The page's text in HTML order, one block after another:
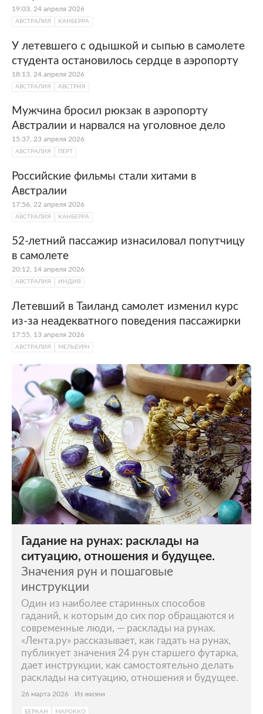
19:03, 24 апреля 2026
АВСТРАЛИЯ КАНБЕРРА
У летевшего с одышкой и сыпью в самолете
студента остановилось сердце в аэропорту
18:13, 24 апреля 2026
АВСТРАЛИЯ АВСТРИЯ
Мужчина бросил рюкзак в аэропорту
Австралии и нарвался на уголовное дело
15:37, 23 апреля 2026
АВСТРАЛИЯ ПЕРТ
Российские фильмы стали хитами в
Австралии
17:56, 22 апреля 2026
АВСТРАЛИЯ КАНБЕРРА
52-летний пассажир изнасиловал попутчицу
в самолете
20:12, 14 апреля 2026
АВСТРАЛИЯ ИНДИЯ
Летевший в Таиланд самолет изменил курс
из-за неадекватного поведения пассажирки
17:55, 13 апреля 2026
АВСТРАЛИЯ МЕЛЬБУРН
Гадание на рунах: расклады на
ситуацию, отношения и будущее.
Значения рун и пошаговые
инструкции
Один из наиболее старинных способов
гаданий, к которым до сих пор обращаются и
современные люди, — расклады на рунах.
«Лента.ру» рассказывает, как гадать на рунах,
публикует значения 24 рун старшего футарка,
дает инструкции, как самостоятельно делать
расклады на ситуацию, отношения и будущее.
26 марта 2026 Из жизни
БЕРКАН МАРОККО